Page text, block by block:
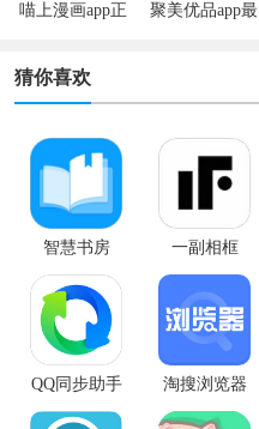
喵上漫画app正
聚美优品app最
猜你喜欢
智慧书房 一副相框
QQ同步助手 淘搜浏览器